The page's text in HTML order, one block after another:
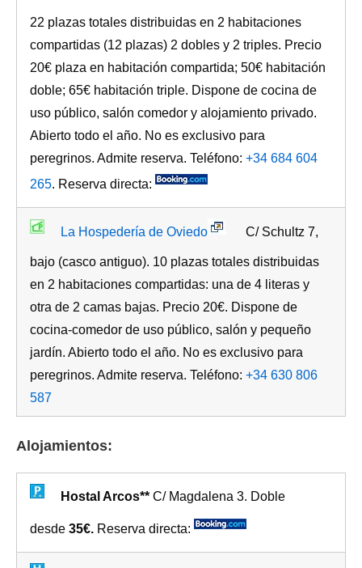
22 plazas totales distribuidas en 2 habitaciones
compartidas (12 plazas) 2 dobles y 2 triples. Precio
20€ plaza en habitación compartida; 50€ habitación
doble; 65€ habitación triple. Dispone de cocina de
uso público, salón comedor y alojamiento privado.
Abierto todo el año. No es exclusivo para
peregrinos. Admite reserva. Teléfono: +34 684 604
265. Reserva directa:
La Hospedería de Oviedo C/ Schultz 7,
bajo (casco antiguo). 10 plazas totales distribuidas
en 2 habitaciones compartidas: una de 4 literas y
otra de 2 camas bajas. Precio 20€. Dispone de
cocina-comedor de uso público, salón y pequeño
jardín. Abierto todo el año. No es exclusivo para
peregrinos. Admite reserva. Teléfono: +34 630 806
587
Alojamientos:
Hostal Arcos** C/ Magdalena 3. Doble
desde 35€. Reserva directa: